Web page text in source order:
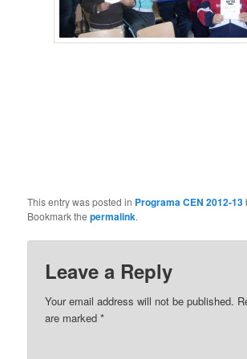
This entry was posted in Programa CEN 2012-13
Bookmark thepermalink.
Leave a Reply
Your email address will not be published.
are marked*